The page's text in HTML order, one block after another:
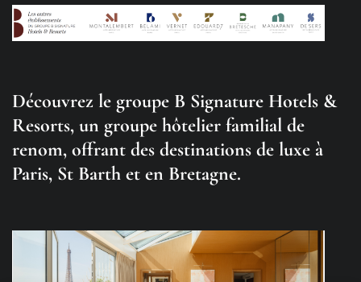
Découvrez le groupe B Signature Hotels &
Resorts, un groupe hôtelier familial de
renom, offrant des destinations de luxe à
Paris, St Barth et en Bretagne.